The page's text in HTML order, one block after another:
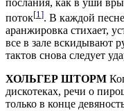
поток[1 ]. В каждой
аранжировка стихает,
все в зале вскидывают
тактов снова следует
ХОЛЬГЕР ШТОРМ
дискотеках, речи о
только в конце